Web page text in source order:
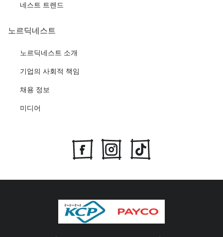
네스트 트렌드
노르딕네스트
노르딕네스트 소개
기업의 사회적 책임
채용 정보
미디어